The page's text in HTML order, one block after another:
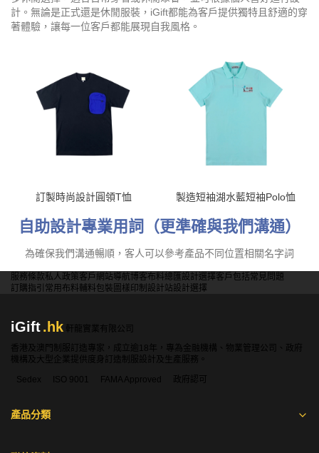
計。無論是正式還是休閒服裝，iGift都能為客戶提供獨特且舒適的穿
著體驗，讓每一位客戶都能展現自我風格。
訂製時尚設計圓領T恤 製造短袖湖水藍短袖Polo恤
自助設計專業用詞（更準確與我們溝通）
為確保我們溝通暢順，客人可以參考產品不同位置相關名字詞
服務條款私人政策客戶 網站導航博客布料總匯設計選擇客戶包括常見問題
訂購指引 常用布料輔料包裝 圖樣印制 設計站設計選擇
iGift.hk
軒龍實業有限公司
香港及澳門制服訂造專家，成立逾18年，專為金融機構、物業管理公司、政府
機構及大型企業提供度身訂造制服設計及生產服務。
Sedex
ISO 9001 FAMA Approved 政府認可
產品分類